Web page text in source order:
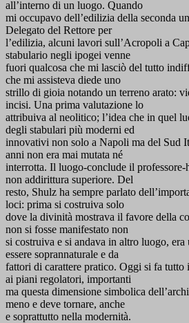
all’interno di un luogo. Quando
mi occupavo dell’edilizia della seconda
Delegato del Rettore per
l’edilizia, alcuni lavori sull’Acropoli a
stabulario negli ipogei venne
fuori qualcosa che mi lasciò del tutto
che mi assisteva diede uno
strillo di gioia notando un terreno arato:
incisi. Una prima valutazione lo
attribuiva al neolitico; l’idea che in quel
degli stabulari più moderni ed
innovativi non solo a Napoli ma del Sud
anni non era mai mutata né
interrotta. Il luogo-conclude il professore-
non addirittura superiore. Del
resto, Shulz ha sempre parlato
loci: prima si costruiva solo
dove la divinità mostrava il favore della
non si fosse manifestato non
si costruiva e si andava in altro luogo,
essere soprannaturale e da
fattori di carattere pratico. Oggi si fa tutto
ai piani regolatori, importanti
ma questa dimensione simbolica
meno e deve tornare, anche
e soprattutto nella modernità.